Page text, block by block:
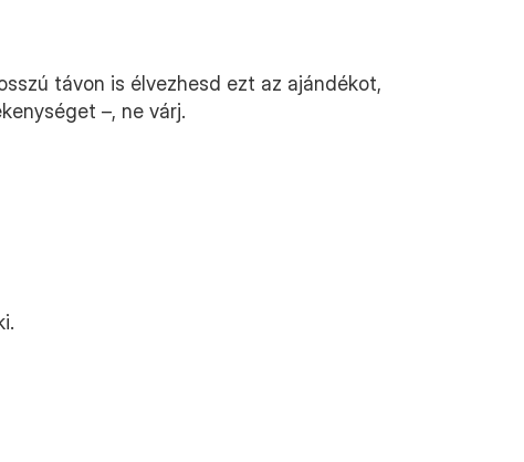
távon is élvezhesd ezt az ajándékot,
–, ne várj.